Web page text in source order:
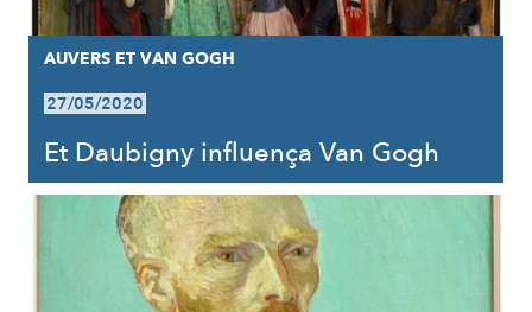
AUVERS ET VAN GOGH
27/05/2020
Et Daubigny influença Van Gogh